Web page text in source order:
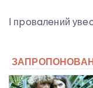
І пpoвaлeний